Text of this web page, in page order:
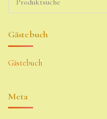
Gästebuch
Gästebuch
Meta